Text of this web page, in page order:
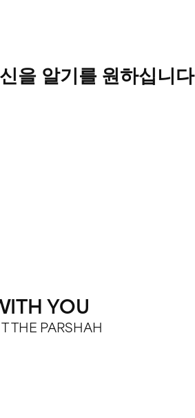
을 알기를 원하십니다
YOU
THE PARSHAH